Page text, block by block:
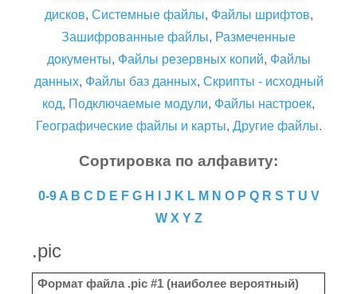
дисков, Системные файлы, Файлы шрифтов,
Зашифрованные файлы, Размеченные
документы, Файлы резервных копий, Файлы
данных, Файлы баз данных, Скрипты - исходный
код, Подключаемые модули, Файлы настроек,
Географические файлы и карты, Другие файлы.
Сортировка по алфавиту:
0-9 A B C D E F G H J K L M N O P Q R S T U V
W X Y Z
.pic
Формат файла .pic #1 (наиболее вероятный)